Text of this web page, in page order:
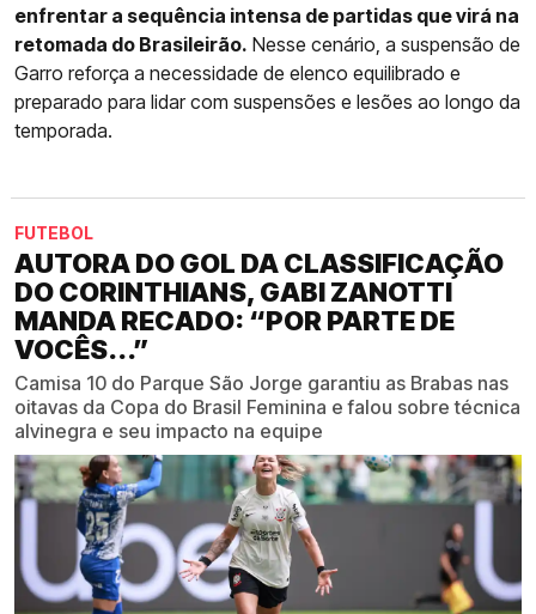
enfrentar a sequência intensa de partidas que virá na
retomada do Brasileirão. Nesse cenário, a suspensão de
Garro reforça a necessidade de elenco equilibrado e
preparado para lidar com suspensões e lesões ao longo da
temporada.
FUTEBOL
AUTORA DO GOL DA CLASSIFICAÇÃO
DO CORINTHIANS, GABI ZANOTTI
MANDA RECADO: “POR PARTE DE
VOCÊS...”
Camisa 10 do Parque São Jorge garantiu as Brabas nas
oitavas da Copa do Brasil Feminina e falou sobre técnica
alvinegra e seu impacto na equipe